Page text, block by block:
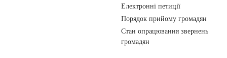
Електронні петиції
Порядок прийому громадян
Стан опрацювання звернень
громадян